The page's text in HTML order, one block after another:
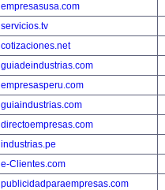
empresasusa.com
servicios.tv
cotizaciones.net
guiadeindustrias.com
empresasperu.com
guiaindustrias.com
directoempresas.com
industrias.pe
e-Clientes.com
publicidadparaempresas.com